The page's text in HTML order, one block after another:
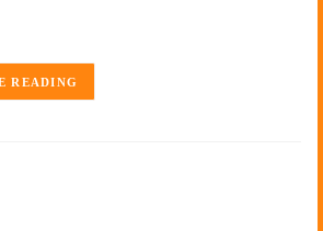
READING